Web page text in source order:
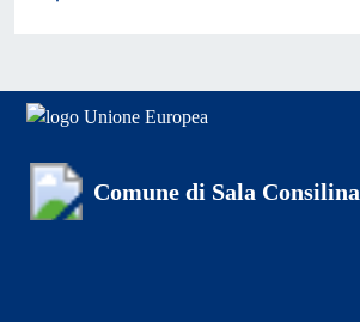
Comune di Sala Consilina